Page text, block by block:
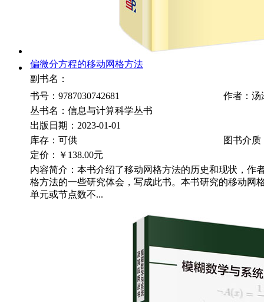
偏微分方程的移动网格方法
副书名：
书号：9787030742681
作者：汤
丛书名：信息与计算科学丛书
出版日期：2023-01-01
库存：可供
图书介质
定价：
￥138.00元
内容简介：本书介绍了移动网格方法的历史和现状，作
格方法的一些研究体会，写成此书。本书研究的移动网
单元或节点数不...